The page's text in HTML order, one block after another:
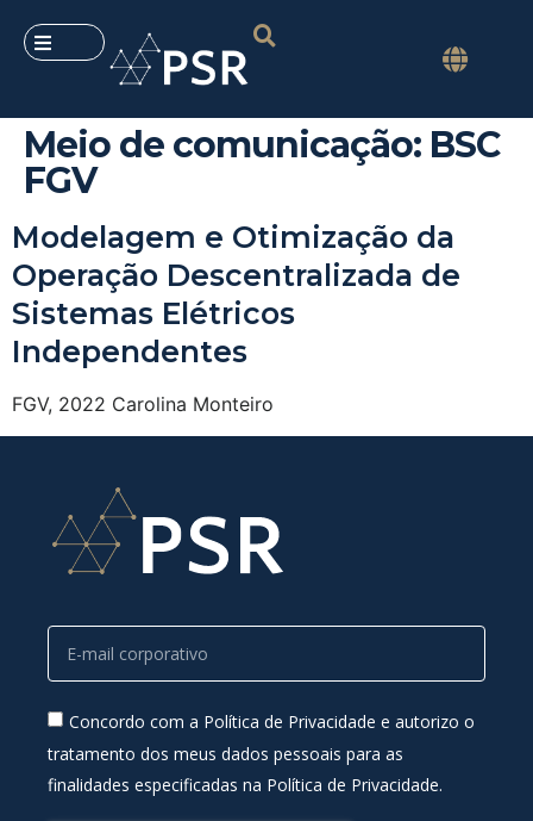
Meio de comunicação: BSC
FGV
Modelagem e Otimização da
Operação Descentralizada de
Sistemas Elétricos
Independentes
FGV, 2022 Carolina Monteiro
Concordo com a Política de Privacidade e autorizo o
tratamento dos meus dados pessoais para as
finalidades especificadas na Política de Privacidade.